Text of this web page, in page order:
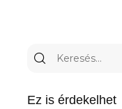
Keresés
Ez is érdekelhet